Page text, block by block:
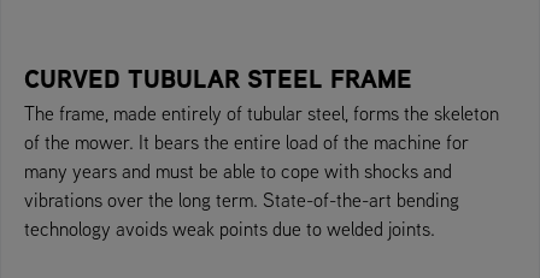
CURVED TUBULAR STEEL FRAME
The frame, made entirely of tubular steel, forms the skeleton
of the mower. It bears the entire load of the machine for
many years and must be able to cope with shocks and
vibrations over the long term. State-of-the-art bending
technology avoids weak points due to welded joints.